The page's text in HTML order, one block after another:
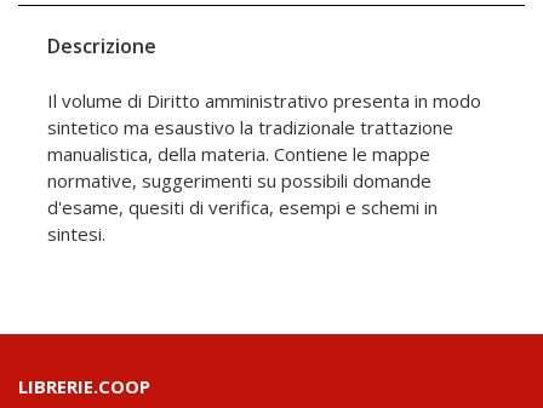
Descrizione
Il volume di Diritto amministrativo presenta in modo
sintetico ma esaustivo la tradizionale trattazione
manualistica, della materia. Contiene le mappe
normative, suggerimenti su possibili domande
d'esame, quesiti di verifica, esempi e schemi in
sintesi.
LIBRERIE.COOP